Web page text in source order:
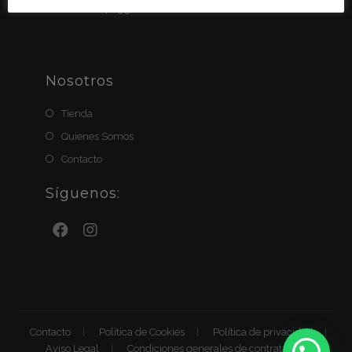
Nosotros
Tienda
Quienes Somos
Contacto
Síguenos:
Contacto Política de Cookies
Política de privacidad
Aviso Legal
Condiciones generales de contratación